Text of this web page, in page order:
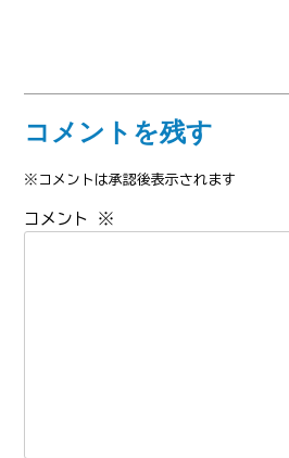
コメントを残す
※コメントは承認後表示されます
コメント ※